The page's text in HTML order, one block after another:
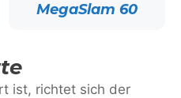
MegaSlam 60
ist, richtet sich der